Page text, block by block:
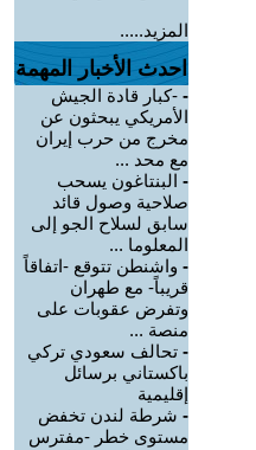
المزيد.....
احدث الأخبار المهمة
- -كبار قادة الجيش
الأمريكي يبحثون عن
مخرج من حرب إيران
مع محد ...
- البنتاغون يسحب
صلاحية وصول قائد
سابق لسلاح الجو إلى
المعلوما ...
- واشنطن تتوقع -اتفاقاً
قريباً- مع طهران
وتفرض عقوبات على
منصة ...
- تحالف سعودي تركي
باكستاني برسائل
إقليمية
- شرطة لندن تخفض
مستوى خطر -مفترس